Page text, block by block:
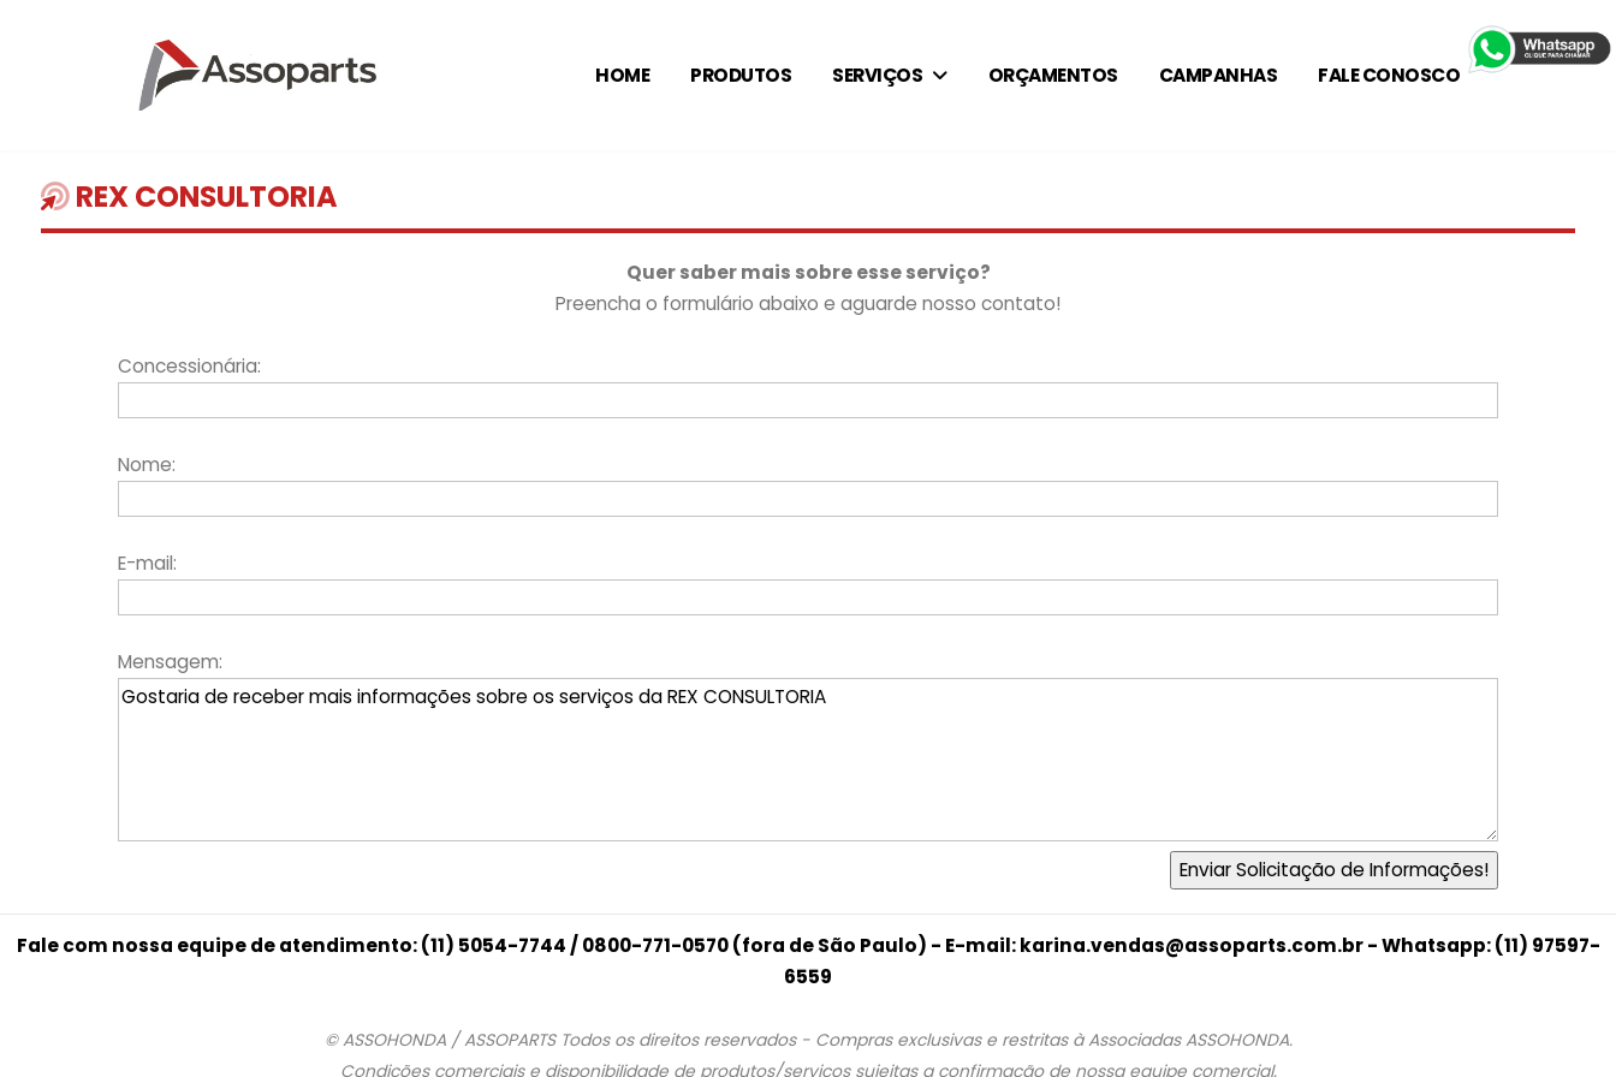
HOME PRODUTOS SERVIÇOS ORÇAMENTOS CAMPANHAS FALE CONOSCO
REX CONSULTORIA
Quer saber mais sobre esse serviço?
Preencha o formulário abaixo e aguarde nosso contato!
Concessionária:
Nome:
E-mail:
Mensagem:
Fale com nossa equipe de atendimento: (11) 5054-7744 / 0800-771-0570 (fora de São Paulo) - E-mail: karina.vendas@assoparts.com.br - Whatsapp: (11) 97597-
6559
© ASSOHONDA / ASSOPARTS Todos os direitos reservados - Compras exclusivas e restritas à Associadas ASSOHONDA.
Condições comerciais e disponibilidade de produtos/serviços sujeitas a confirmação de nossa equipe comercial.